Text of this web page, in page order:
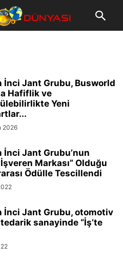
İnci Jant Grubu, Busworld
Hafiflik ve
Yeni
2026
İnci Jant Grubu’nun
İşveren Markası” Olduğu
Ödülle Tescillendi
İnci Jant Grubu, otomotiv
sanayinde “İş’te